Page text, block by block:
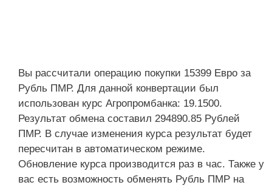
Вы рассчитали операцию покупки 15399 Евро за
Рубль ПМР. Для данной конвертации был
использован курс Агропромбанка: 19.1500.
Результат обмена составил 294890.85 Рублей
ПМР. В случае изменения курса результат будет
пересчитан в автоматическом режиме.
Обновление курса производится раз в час. Также у
вас есть возможность обменять Рубль ПМР на